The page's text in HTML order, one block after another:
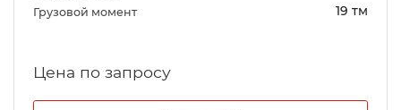
Грузовой момент 19 тм
Цена по запросу